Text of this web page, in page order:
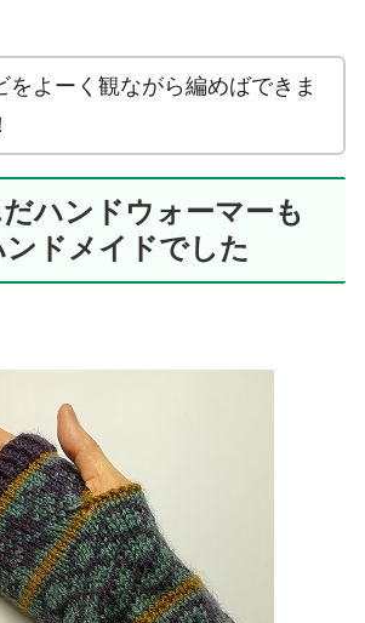
をよーく観ながら編めばできま
ハンドウォーマーも
ドメイドでした